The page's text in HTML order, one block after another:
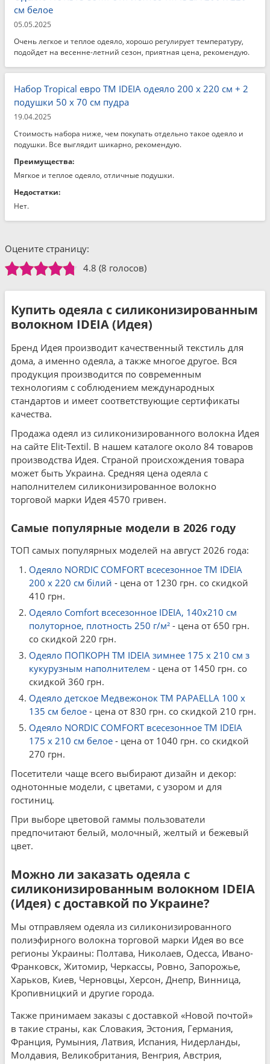
см белое
05.05.2025
Очень легкое и теплое одеяло, хорошо регулирует температуру,
подойдет на весенне-летний сезон, приятная цена, рекомендую.
Набор Tropical евро TM IDEIA одеяло 200 x 220 см + 2
подушки 50 x 70 см пудра
19.04.2025
Стоимость набора ниже, чем покупать отдельно такое одеяло и
подушки. Все выглядит шикарно, рекомендую.
Преимущества:
Мягкое и теплое одеяло, отличные подушки.
Недостатки:
Нет.
Оцените страницу:
4.8 (8 голосов)
Купить одеяла с силиконизированным
волокном IDEIA (Идея)
Бренд Идея производит качественный текстиль для
дома, а именно одеяла, а также многое другое. Вся
продукция производится по современным
технологиям с соблюдением международных
стандартов и имеет соответствующие сертификаты
качества.
Продажа одеял из силиконизированного волокна Идея
на сайте Elit-Textil. В нашем каталоге около 84 товаров
производства Идея. Страной происхождения товара
может быть Украина. Средняя цена одеяла с
наполнителем силиконизированное волокно
торговой марки Идея 4570 гривен.
Самые популярные модели в 2026 году
ТОП самых популярных моделей на август 2026 года:
Одеяло NORDIC COMFORT всесезонное ТМ IDEIA
200 x 220 см білий - цена от 1230 грн. со скидкой
410 грн.
Одеяло Comfort всесезонное IDEIA, 140x210 см
полуторное, плотность 250 г/м² - цена от 650 грн.
со скидкой 220 грн.
Одеяло ПОПКОРН ТМ IDEIA зимнее 175 x 210 см з
кукурузным наполнителем - цена от 1450 грн. со
скидкой 360 грн.
Одеяло детское Медвежонок ТM PAPAELLA 100 x
135 см белое - цена от 830 грн. со скидкой 210 грн.
Одеяло NORDIC COMFORT всесезонное ТМ IDEIA
175 x 210 см белое - цена от 1040 грн. со скидкой
270 грн.
Посетители чаще всего выбирают дизайн и декор:
однотонные модели, с цветами, с узором и для
гостиниц.
При выборе цветовой гаммы пользователи
предпочитают белый, молочный, желтый и бежевый
цвет.
Можно ли заказать одеяла с
силиконизированным волокном IDEIA
(Идея) с доставкой по Украине?
Мы отправляем одеяла из силиконизированного
полиэфирного волокна торговой марки Идея во все
регионы Украины: Полтава, Николаев, Одесса, Ивано-
Франковск, Житомир, Черкассы, Ровно, Запорожье,
Харьков, Киев, Черновцы, Херсон, Днепр, Винница,
Кропивницкий и другие города.
Также принимаем заказы с доставкой «Новой почтой»
в такие страны, как Словакия, Эстония, Германия,
Франция, Румыния, Латвия, Испания, Нидерланды,
Молдавия, Великобритания, Венгрия, Австрия,